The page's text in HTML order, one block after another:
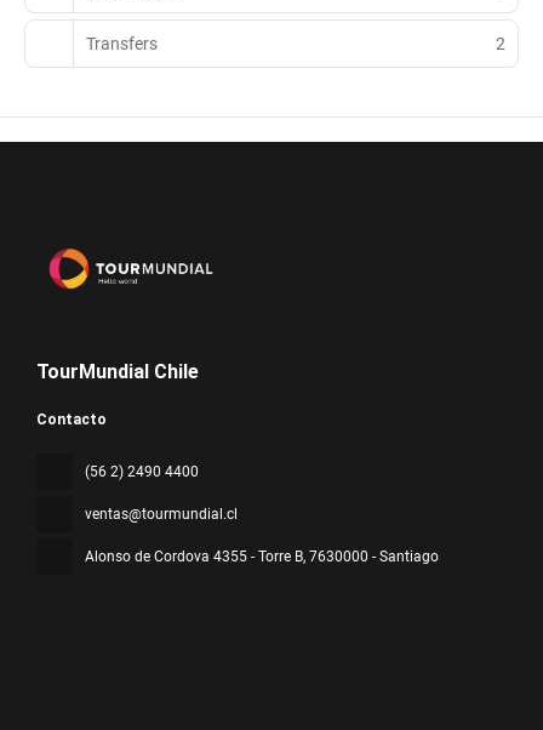
Transfers 2
TourMundial Chile
Contacto
(56 2) 2490 4400
ventas@tourmundial.cl
Alonso de Cordova 4355 - Torre B, 7630000 - Santiago